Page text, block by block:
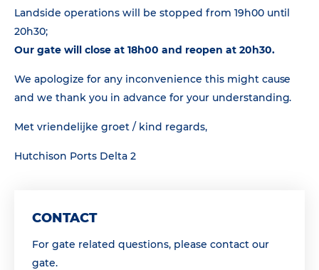
Landside operations will be stopped from 19h00 until
20h30;
Our gate will close at 18h00 and reopen at 20h30.
We apologize for any inconvenience this might cause
and we thank you in advance for your understanding.
Met vriendelijke groet / kind regards,
Hutchison Ports Delta 2
CONTACT
For gate related questions, please contact our
gate.